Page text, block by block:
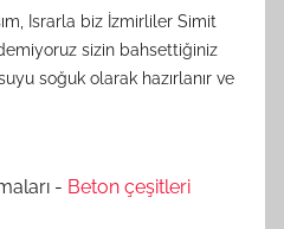
Israrla biz İzmirliler Simit
sizin bahsettiğiniz
soğuk olarak hazırlanır ve
- Beton çeşitleri